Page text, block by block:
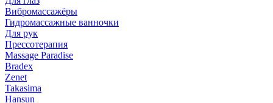
Вибромассажёры
Гидромассажные ванночки
Для рук
Прессотерапия
Massage Paradise
Bradex
Zenet
Takasima
Hansun